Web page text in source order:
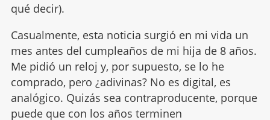
qué decir).
Casualmente, esta noticia surgió en mi vida un
mes antes del cumpleaños de mi hija de 8 años.
Me pidió un reloj y, por supuesto, se lo he
comprado, pero ¿adivinas? No es digital, es
analógico. Quizás sea contraproducente, porque
puede que con los años terminen